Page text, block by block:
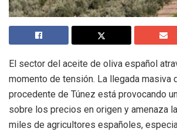
El sector del aceite de oliva español
momento de tensión. La llegada masiva
procedente de Túnez está provocando
sobre los precios en origen y amenaza
miles de agricultores españoles,